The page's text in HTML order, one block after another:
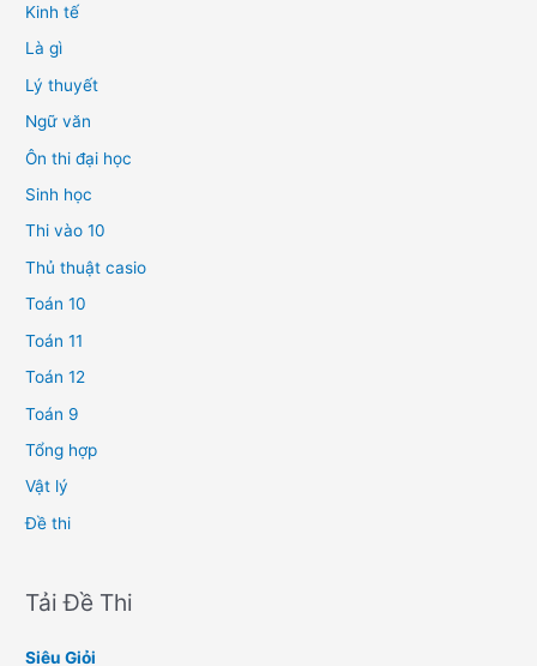
Kinh tế
Là gì
Lý thuyết
Ngữ văn
Ôn thi đại học
Sinh học
Thi vào 10
Thủ thuật casio
Toán 10
Toán 11
Toán 12
Toán 9
Tổng hợp
Vật lý
Đề thi
Tải Đề Thi
Siêu Giỏi